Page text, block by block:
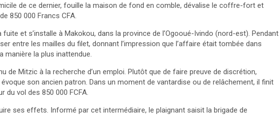
de ce dernier, fouille la maison de fond en comble, dévalise le coffre-fort et
850 000 Francs CFA.
et s’installe à Makokou, dans la province de l’Ogooué-Ivindo (nord-est). Pendant
entre les mailles du filet, donnant l’impression que l’affaire était tombée dans
manière la plus inattendue.
de Mitzic à la recherche d’un emploi. Plutôt que de faire preuve de discrétion,
son ancien patron. Dans un moment de vantardise ou de relâchement, il finit
du vol des 850 000 FCFA.
ses effets. Informé par cet intermédiaire, le plaignant saisit la brigade de